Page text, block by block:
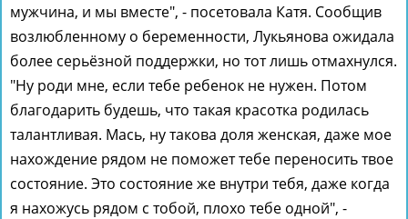
мужчина, и мы вместе", - посетовала Катя. Сообщив
возлюбленному о беременности, Лукьянова ожидала
более серьёзной поддержки, но тот лишь отмахнулся.
"Ну роди мне, если тебе ребенок не нужен. Потом
благодарить будешь, что такая красотка родилась
талантливая. Мась, ну такова доля женская, даже мое
нахождение рядом не поможет тебе переносить твое
состояние. Это состояние же внутри тебя, даже когда
я нахожусь рядом с тобой, плохо тебе одной", -